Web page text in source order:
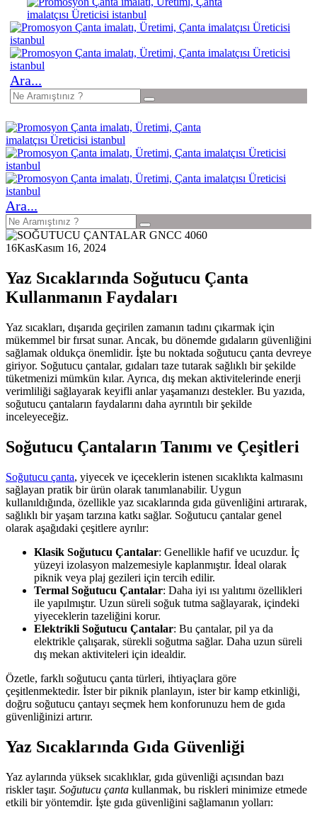
Ara...
Ara...
16KasKasım 16, 2024
Yaz Sıcaklarında Soğutucu Çanta
Kullanmanın Faydaları
Yaz sıcakları, dışarıda geçirilen zamanın tadını çıkarmak için
mükemmel bir fırsat sunar. Ancak, bu dönemde gıdaların güvenliğini
sağlamak oldukça önemlidir. İşte bu noktada soğutucu çanta devreye
giriyor. Soğutucu çantalar, gıdaları taze tutarak sağlıklı bir şekilde
tüketmenizi mümkün kılar. Ayrıca, dış mekan aktivitelerinde enerji
verimliliği sağlayarak keyifli anlar yaşamanızı destekler. Bu yazıda,
soğutucu çantaların faydalarını daha ayrıntılı bir şekilde
inceleyeceğiz.
Soğutucu Çantaların Tanımı ve Çeşitleri
Soğutucu çanta, yiyecek ve içeceklerin istenen sıcaklıkta kalmasını
sağlayan pratik bir ürün olarak tanımlanabilir. Uygun
kullanıldığında, özellikle yaz sıcaklarında gıda güvenliğini artırarak,
sağlıklı bir yaşam tarzına katkı sağlar. Soğutucu çantalar genel
olarak aşağıdaki çeşitlere ayrılır:
Klasik Soğutucu Çantalar: Genellikle hafif ve ucuzdur. İç
yüzeyi izolasyon malzemesiyle kaplanmıştır. İdeal olarak
piknik veya plaj gezileri için tercih edilir.
Termal Soğutucu Çantalar: Daha iyi ısı yalıtımı özellikleri
ile yapılmıştır. Uzun süreli soğuk tutma sağlayarak, içindeki
yiyeceklerin tazeliğini korur.
Elektrikli Soğutucu Çantalar: Bu çantalar, pil ya da
elektrikle çalışarak, sürekli soğutma sağlar. Daha uzun süreli
dış mekan aktiviteleri için idealdir.
Özetle, farklı soğutucu çanta türleri, ihtiyaçlara göre
çeşitlenmektedir. İster bir piknik planlayın, ister bir kamp etkinliği,
doğru soğutucu çantayı seçmek hem konforunuzu hem de gıda
güvenliğinizi artırır.
Yaz Sıcaklarında Gıda Güvenliği
Yaz aylarında yüksek sıcaklıklar, gıda güvenliği açısından bazı
riskler taşır. Soğutucu çanta kullanmak, bu riskleri minimize etmede
etkili bir yöntemdir. İşte gıda güvenliğini sağlamanın yolları: